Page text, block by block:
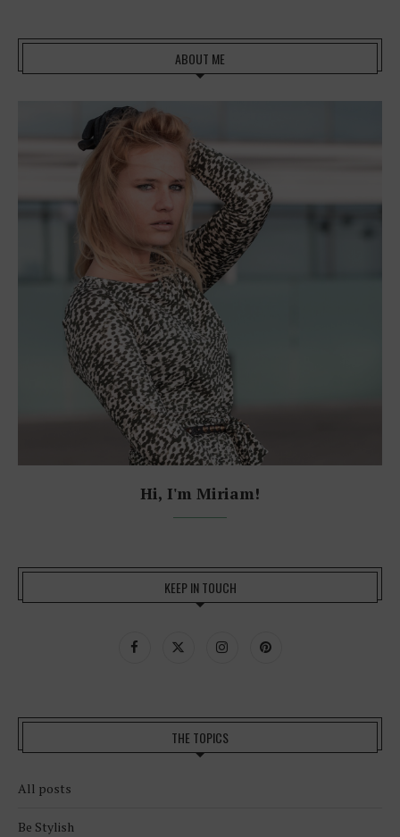
ABOUT ME
Hi, I'm Miriam!
KEEP IN TOUCH
THE TOPICS
All posts
Be Stylish